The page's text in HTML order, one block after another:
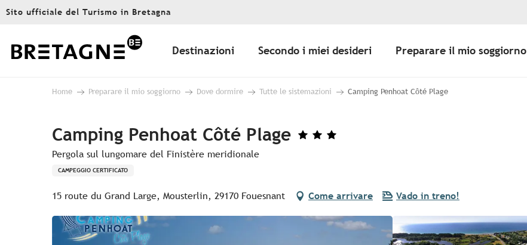
Aller
principal
Sito ufficiale del Turismo in Bretagna
Destinazioni Secondo i miei desideri Preparare il mio soggiorno
Home Preparare il mio soggiorno Dove dormire Tutte le sistemazioni Camping Penhoat Côté Plage
Camping Penhoat Côté Plage
Pergola sul lungomare del Finistère meridionale
CAMPEGGIO CERTIFICATO
15 route du Grand Large, Mousterlin, 29170 Fouesnant Come arrivare Vado in treno!